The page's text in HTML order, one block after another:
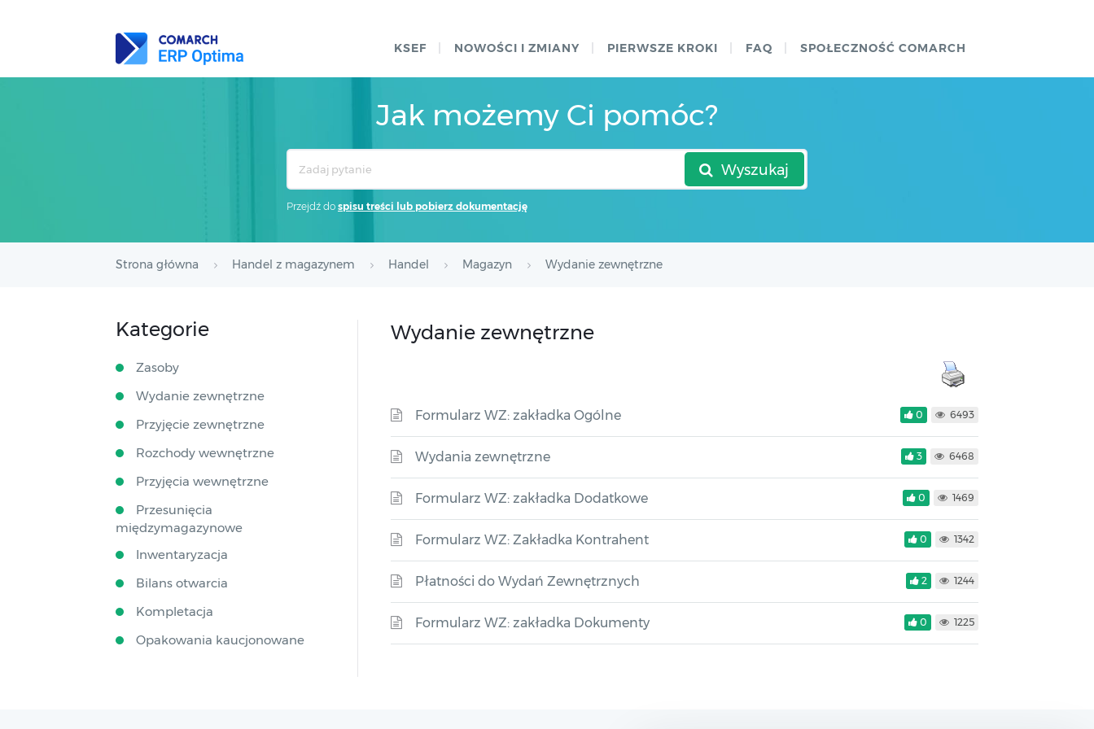
KSEF NOWOŚCI I ZMIANY PIERWSZE KROKI FAQ SPOŁECZNOŚĆ COMARCH
Jak możemy Ci pomóc?
Wyszukaj
Przejdź do spisu treści lub pobierz dokumentację
Strona główna Handel z magazynem Handel Magazyn Wydanie zewnętrzne
Wydanie zewnętrzne
Formularz WZ: zakładka Ogólne 0 6493
Wydania zewnętrzne 3 6468
Formularz WZ: zakładka Dodatkowe 0 1469
Formularz WZ: Zakładka Kontrahent 0 1342
Płatności do Wydań Zewnętrznych 2 1244
Formularz WZ: zakładka Dokumenty 0 1225
Kategorie
Zasoby
Wydanie zewnętrzne
Przyjęcie zewnętrzne
Rozchody wewnętrzne
Przyjęcia wewnętrzne
Przesunięcia
międzymagazynowe
Inwentaryzacja
Bilans otwarcia
Kompletacja
Opakowania kaucjonowane